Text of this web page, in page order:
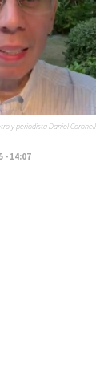
- 14:07
y periodista Daniel Coronell